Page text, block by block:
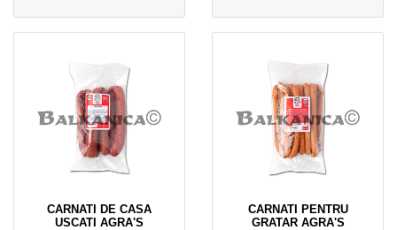
CARNATI DE CASA
USCATI AGRA'S
CARNATI PENTRU
GRATAR AGRA'S